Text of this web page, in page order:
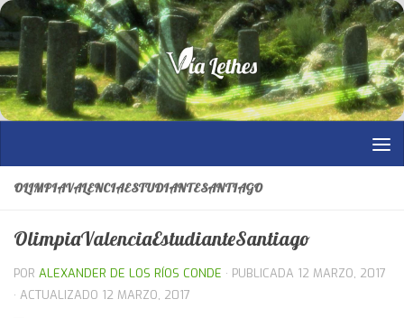
Saltar al contenido
OLIMPIAVALENCIAESTUDIANTESANTIAGO
OlimpiaValenciaEstudianteSantiago
POR ALEXANDER DE LOS RÍOS CONDE · PUBLICADA 12 MARZO, 2017
· ACTUALIZADO 12 MARZO, 2017